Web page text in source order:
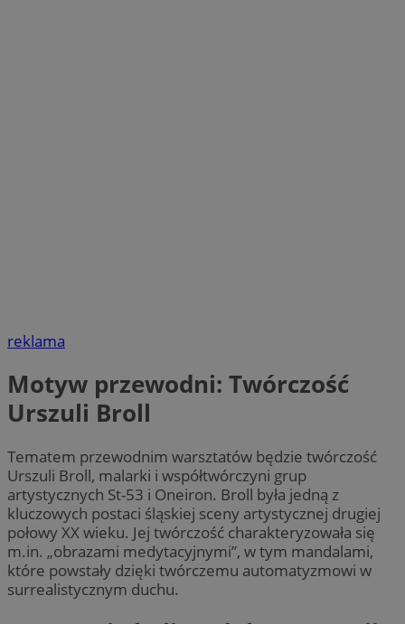
reklama
Motyw przewodni: Twórczość
Urszuli Broll
Tematem przewodnim warsztatów będzie twórczość
Urszuli Broll, malarki i współtwórczyni grup
artystycznych St-53 i Oneiron. Broll była jedną z
kluczowych postaci śląskiej sceny artystycznej drugiej
połowy XX wieku. Jej twórczość charakteryzowała się
m.in. „obrazami medytacyjnymi”, w tym mandalami,
które powstały dzięki twórczemu automatyzmowi w
surrealistycznym duchu.